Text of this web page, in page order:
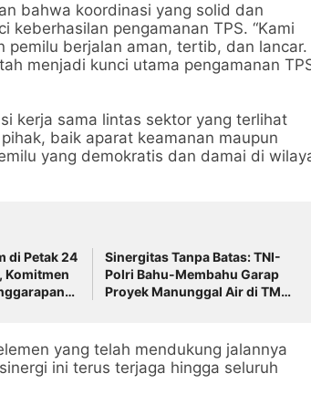
bahwa koordinasi yang solid dan
keberhasilan pengamanan TPS. “Kami
pemilu berjalan aman, tertib, dan lancar.
menjadi kunci utama pengamanan
kerja sama lintas sektor yang terlihat
baik aparat keamanan maupun
yang demokratis dan damai di
di Petak 24
Komitmen
Sinergitas Tanpa Batas: TNI-
Polri Bahu-Membahu Garap
Proyek Manunggal Air di TMMD
yang telah mendukung jalannya
ini terus terjaga hingga seluruh